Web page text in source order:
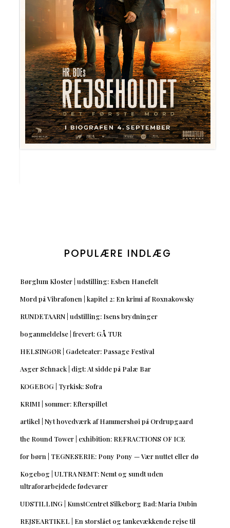
POPULÆRE INDLÆG
Børglum Kloster | udstilling: Esben Hanefelt
Mord på Vibrafonen | kapitel 2: En krimi af Roxnakowsky
RUNDETAARN | udstilling: Isens brydninger
boganmeldelse | frevert: GÅ TUR
HELSINGØR | Gadeteater: Passage Festival
Asger Schnack | digt: At sidde på Palæ Bar
KOGEBOG | Tyrkisk: Sofra
KRIMI | sommer: Efterspillet
artikel | Nyt hovedværk af Hammershøi på Ordrupgaard
the Round Tower | exhibition: REFRACTIONS OF ICE
for børn | TEGNESERIE: Pony Pony — Vær nuttet eller dø
Kogebog | ULTRA NEMT: Nemt og sundt uden
ultraforarbejdede fødevarer
UDSTILLING | KunstCentret Silkeborg Bad: Maria Dubin
REJSEARTIKEL | En storslået og tankevækkende rejse til